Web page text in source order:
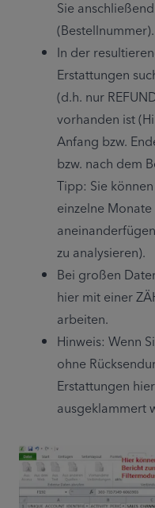
Sie
(Bestellnummer).
In der
Erstattungen
(d.h. nur
vorhanden ist
Anfang bzw.
bzw. nach dem
Tipp: Sie
einzelne
zu analysieren).
Bei großen
hier mit einer
arbeiten.
Hinweis: Wenn
ohne
Erstattungen
ausgeklammert